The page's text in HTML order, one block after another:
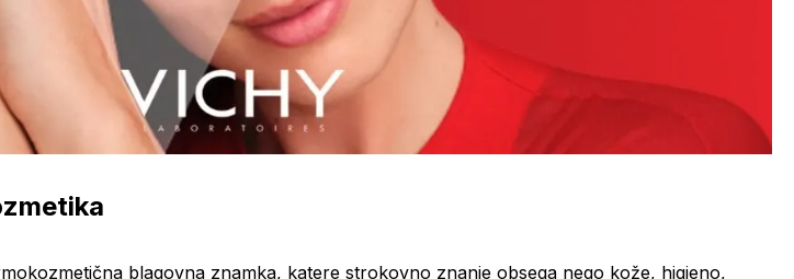
blagovna znamka, katere strokovno znanje obsega nego kože, higieno,